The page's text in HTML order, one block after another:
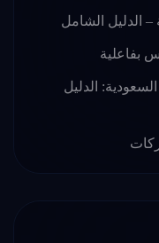
الدليل الشامل
بفاعلية
الدليل